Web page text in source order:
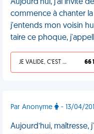
Aujourd'hui, j'ai invité
commence à chanter
j'entends mon voisin
taire ce phoque,
JE VALIDE, C'EST UNE VDM 66
Par Anonyme - 13/04/
Aujourd’hui, maîtresse,